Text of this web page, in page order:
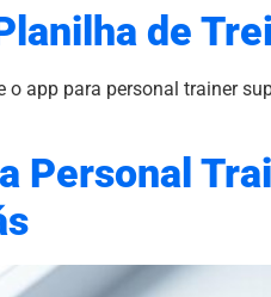
de
o app para personal trainer
Personal